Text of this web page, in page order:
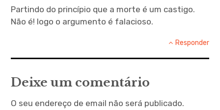
Partindo do princípio que a morte é um castigo.
Não é! logo o argumento é falacioso.
Responder
Deixe um comentário
O seu endereço de email não será publicado.